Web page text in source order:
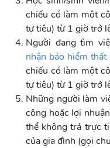
chiếu có làm một
tự tiêu) từ 1 giờ trở
Người đang tìm
nhận bảo hiểm thất
chiếu có làm một
tự tiêu) từ 1 giờ trở
Những người làm
công hoặc lợi
thể không trả trực
của gia đình (gọi